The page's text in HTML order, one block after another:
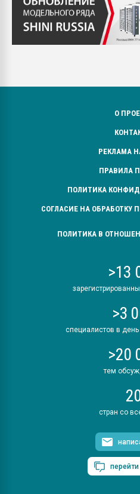
О
РЕКЛАМА
ПРАВИЛА
ПОЛИТИКА
СОГЛАСИЕ НА ОБРАБОТКУ
ПОЛИТИКА В
>13
>3
специалистов в
>20
тем
стран со